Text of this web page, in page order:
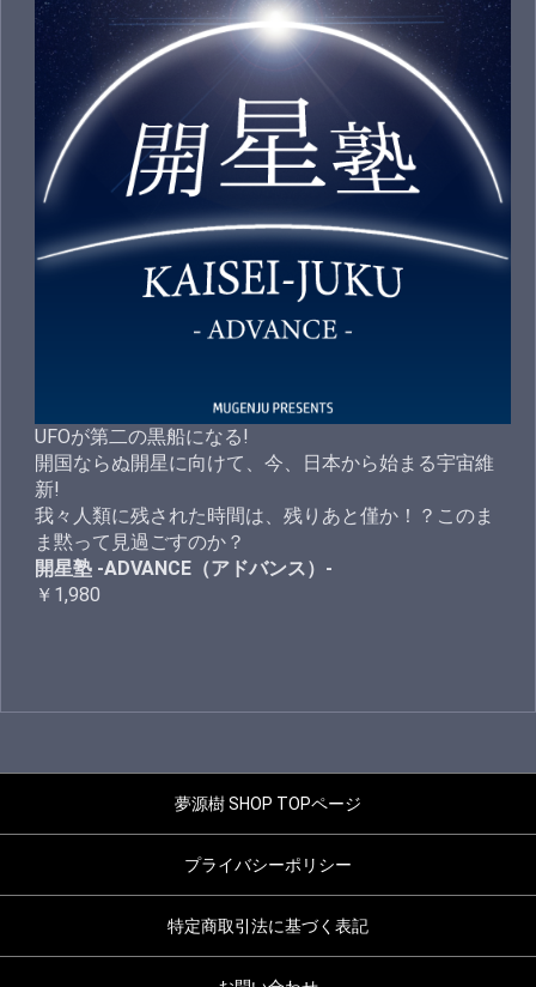
UFOが第二の黒船になる!
開国ならぬ開星に向けて、今、日本から始まる宇宙維
新!
我々人類に残された時間は、残りあと僅か！？このま
ま黙って見過ごすのか？
開星塾 -ADVANCE（アドバンス）-
￥1,980
夢源樹 SHOP TOPページ
プライバシーポリシー
特定商取引法に基づく表記